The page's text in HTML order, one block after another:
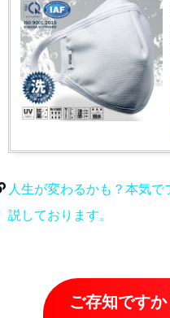
人生が変わるかも？本気
説しております。
ご存知です